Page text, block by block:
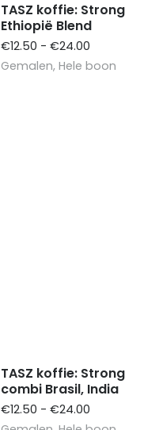
TASZ koffie: Strong
Ethiopië Blend
€12.50 - €24.00
€12.50
Gemalen, Hele boon
TASZ koffie: Strong
combi Brasil, India
€12.50 - €24.00
€12.50